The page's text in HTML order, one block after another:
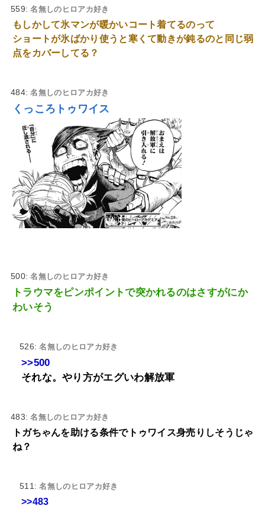
559:名無しのヒロアカ好き
もしかして氷マンが暖かいコート着てるのって
ショートが氷ばかり使うと寒くて動きが鈍るのと同じ弱
点をカバーしてる？
484:名無しのヒロアカ好き
くっころトゥワイス
500:名無しのヒロアカ好き
トラウマをピンポイントで突かれるのはさすがにか
わいそう
526:名無しのヒロアカ好き
>>500
それな。やり方がエグいわ解放軍
483:名無しのヒロアカ好き
トガちゃんを助ける条件でトゥワイス身売りしそうじゃ
ね？
511:名無しのヒロアカ好き
>>483